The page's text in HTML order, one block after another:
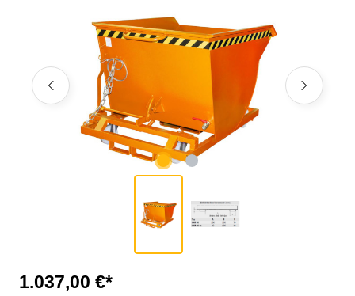
1.037,00 €*